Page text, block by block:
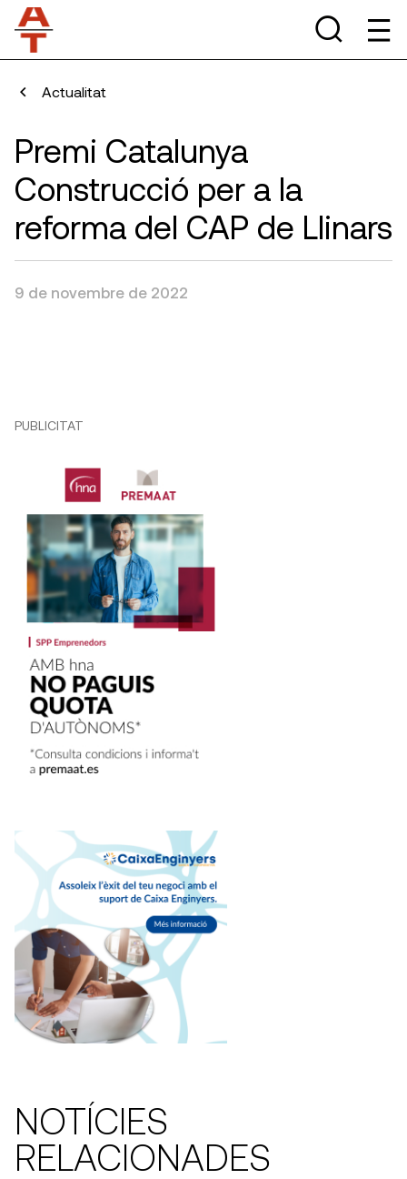
Actualitat
Premi Catalunya
Construcció per a la
reforma del CAP de Llinars
9 de novembre de 2022
PUBLICITAT
NOTÍCIES
RELACIONADES